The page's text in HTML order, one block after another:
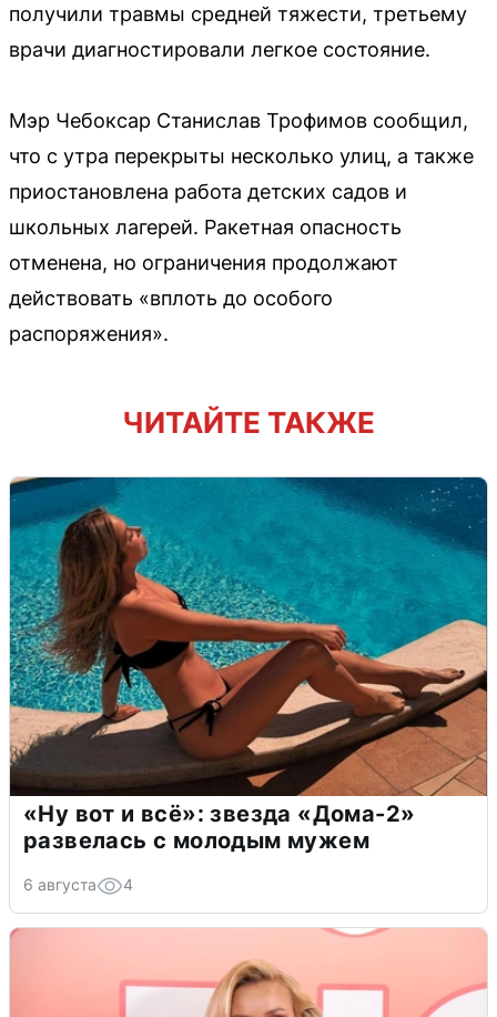
получили травмы средней тяжести, третьему
врачи диагностировали легкое состояние.
Мэр Чебоксар Станислав Трофимов сообщил,
что с утра перекрыты несколько улиц, а также
приостановлена работа детских садов и
школьных лагерей. Ракетная опасность
отменена, но ограничения продолжают
действовать «вплоть до особого
распоряжения».
ЧИТАЙТЕ ТАКЖЕ
«Ну вот и всё»: звезда «Дома-2»
развелась с молодым мужем
6 августа 4